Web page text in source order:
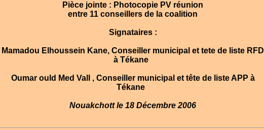
Pièce jointe : Photocopie PV réunion
entre 11 conseillers de la coalition
Signataires :
Mamadou Elhoussein Kane, Conseiller municipal et tete de liste RFD
à Tékane
Oumar ould Med Vall , Conseiller municipal et tête de liste APP à
Tékane
Nouakchott le 18 Décembre 2006